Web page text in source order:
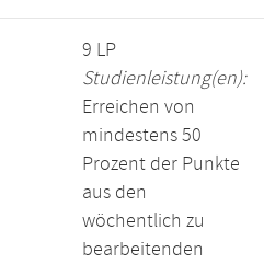
9 LP
Studienleistung(en):
Erreichen von
mindestens 50
Prozent der Punkte
aus den
wöchentlich zu
bearbeitenden